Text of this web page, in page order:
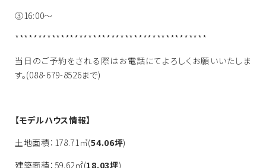
③16:00～
******************************************
当日のご予約をされる際はお電話にてよろしくお願いいたしま
す。(088-679-8526まで)
【モデルハウス情報】
土地面積：178.71㎡(54.06坪)
建築面積：59.62㎡(18.03坪)